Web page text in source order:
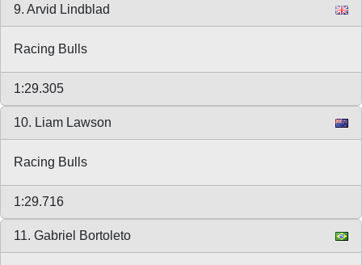
9. Arvid Lindblad
Racing Bulls
1:29.305
10. Liam Lawson
Racing Bulls
1:29.716
11. Gabriel Bortoleto